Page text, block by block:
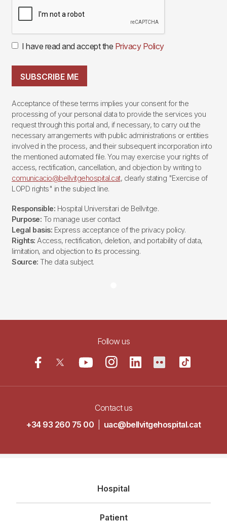
I have read and accept the Privacy Policy
SUBSCRIBE ME
Acceptance of these terms implies your consent for the
processing of your personal data to provide the services you
request through this portal and, if necessary, to carry out the
necessary arrangements with public administrations or entities
involved in the process, and their subsequent incorporation into
the mentioned automated file. You may exercise your rights of
access, rectification, cancellation, and objection by writing to
comunicacio@bellvitgehospital.cat, clearly stating "Exercise of
LOPD rights" in the subject line.
Responsible: Hospital Universitari de Bellvitge.
Purpose: To manage user contact
Legal basis: Express acceptance of the privacy policy.
Rights: Access, rectification, deletion, and portability of data,
limitation, and objection to its processing.
Source: The data subject.
Follow us
Contact us
+34 93 260 75 00
uac@bellvitgehospital.cat
principal
Hospital
Patient